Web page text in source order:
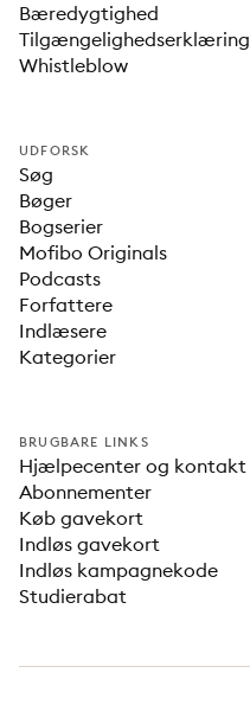
Bæredygtighed
Tilgængelighedserklæring
Whistleblow
UDFORSK
Søg
Bøger
Bogserier
Mofibo Originals
Podcasts
Forfattere
Indlæsere
Kategorier
BRUGBARE LINKS
Hjælpecenter og kontakt
Abonnementer
Køb gavekort
Indløs gavekort
Indløs kampagnekode
Studierabat